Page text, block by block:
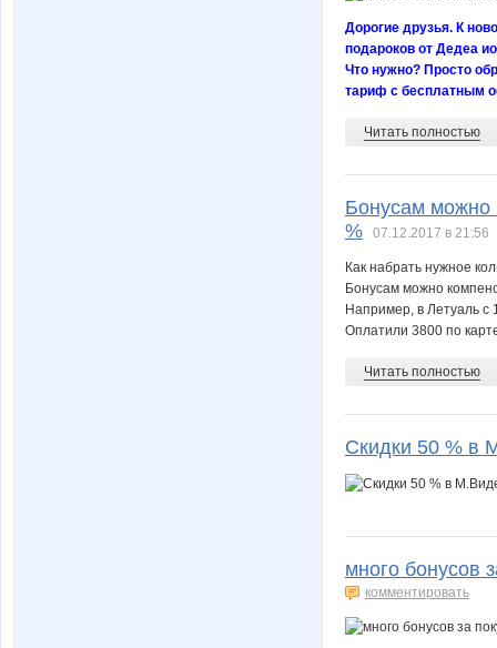
Дорогие друзья. К
подароков от Дедеа
Что нужно? Просто
тариф с бесплатным
Читать полностью
Бонусам можно
%
07.12.2017 в 21:56
Как набрать нужное
Бонусам можно
Например, в Летуаль с
Оплатили 3800 по
Читать полностью
Скидки 50 % в
много бонусов
комментировать